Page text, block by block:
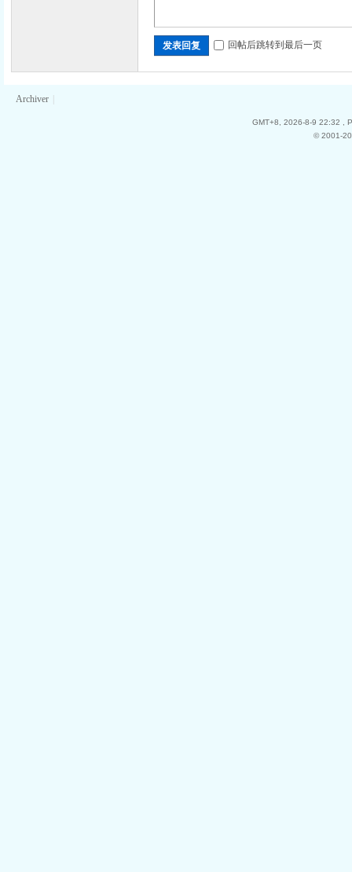
发表回复 回帖后跳转到最后一页
Archiver
GMT+8, 2026-8-9 22:32
,
© 2001-